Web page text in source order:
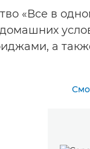
«Все в
а